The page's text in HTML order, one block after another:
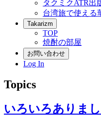
タクミクATR出
台湾旅で使える
Takarizm
TOP
焼酎の部屋
お問い合わせ
Log In
Topics
いろいろありまし